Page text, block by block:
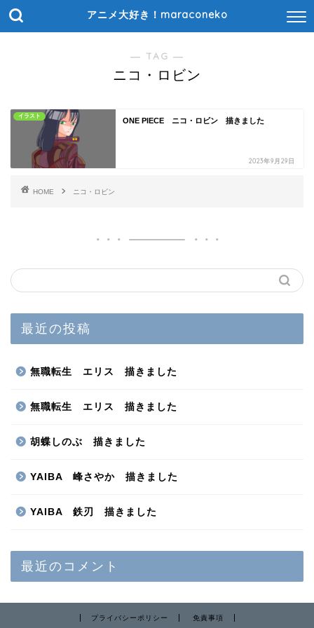
アニメ大好き！maraconeko
― TAG ―
ニコ・ロビン
イラスト
ONE PIECE ニコ・ロビン 描きました
2023年9月29日
HOME ニコ・ロビン
最近の投稿
無職転生 エリス 描きました
無職転生 エリス 描きました
胡蝶しのぶ 描きました
YAIBA 峰さやか 描きました
YAIBA 鉄刃 描きました
最近のコメント
プライバシーポリシー 免責事項